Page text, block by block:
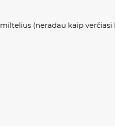
miltelius (neradau kaip verčiasi